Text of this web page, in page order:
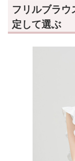
フリルブラ
定して選ぶ